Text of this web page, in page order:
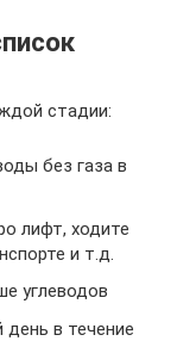
стадии:
без газа в
лифт, ходите
и т.д.
углеводов
в течение